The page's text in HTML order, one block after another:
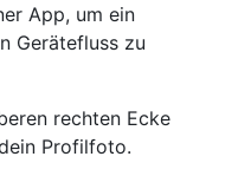
App, um ein
Gerätefluss zu
rechten Ecke
Profilfoto.